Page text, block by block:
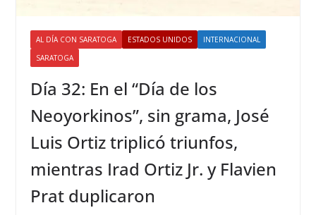
AL DÍA CON SARATOGA ESTADOS UNIDOS
INTERNACIONAL
SARATOGA
Día 32: En el “Día de los
Neoyorkinos”, sin grama, José
Luis Ortiz triplicó triunfos,
mientras Irad Ortiz Jr. y Flavien
Prat duplicaron